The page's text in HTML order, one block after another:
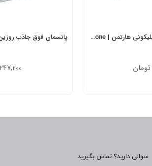
پانسمان زتوویت پلاس سیلیکونی هارتمن | Zetuvit Plus Silicone
تومان 247,200
سوالی دارید؟ تماس بگیرید